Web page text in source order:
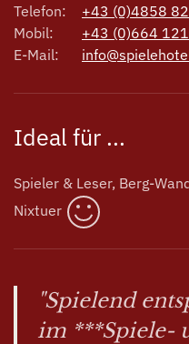
Telefon:
+43 (0)4858
Mobil:
+43 (0)664
E-Mail:
Ideal für ...
Spieler & Leser, Berg-
Nixtuer
"Spielend
im ***Spiele-